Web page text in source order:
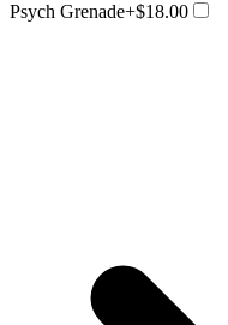
Psych Grenade+$18.00